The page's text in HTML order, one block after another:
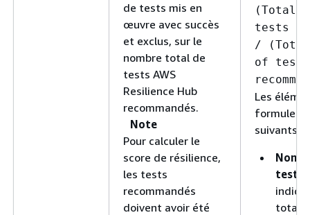
de tests mis en
œuvre avec succès
et exclus, sur le
nombre total de
tests AWS
Resilience Hub
recommandés.
Note
Pour calculer le
score de résilience,
les tests
recommandés
doivent avoir été
(Total
tests
/ (Total
of tests
Les
formule
suivants :
tests
total